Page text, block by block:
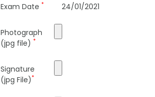
Exam Date * 24/01/2021
Photograph
(jpg file) *
Signature
(jpg File)*